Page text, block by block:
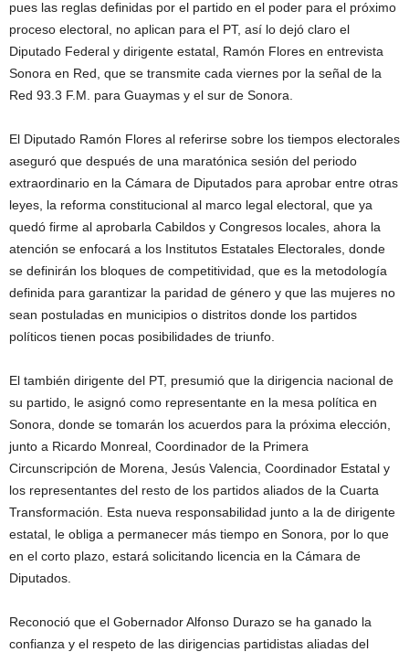
pues las reglas definidas por el partido en el poder para el próximo
proceso electoral, no aplican para el PT, así lo dejó claro el
Diputado Federal y dirigente estatal, Ramón Flores en entrevista
Sonora en Red, que se transmite cada viernes por la señal de la
Red 93.3 F.M. para Guaymas y el sur de Sonora.
El Diputado Ramón Flores al referirse sobre los tiempos electorales
aseguró que después de una maratónica sesión del periodo
extraordinario en la Cámara de Diputados para aprobar entre otras
leyes, la reforma constitucional al marco legal electoral, que ya
quedó firme al aprobarla Cabildos y Congresos locales, ahora la
atención se enfocará a los Institutos Estatales Electorales, donde
se definirán los bloques de competitividad, que es la metodología
definida para garantizar la paridad de género y que las mujeres no
sean postuladas en municipios o distritos donde los partidos
políticos tienen pocas posibilidades de triunfo.
El también dirigente del PT, presumió que la dirigencia nacional de
su partido, le asignó como representante en la mesa política en
Sonora, donde se tomarán los acuerdos para la próxima elección,
junto a Ricardo Monreal, Coordinador de la Primera
Circunscripción de Morena, Jesús Valencia, Coordinador Estatal y
los representantes del resto de los partidos aliados de la Cuarta
Transformación. Esta nueva responsabilidad junto a la de dirigente
estatal, le obliga a permanecer más tiempo en Sonora, por lo que
en el corto plazo, estará solicitando licencia en la Cámara de
Diputados.
Reconoció que el Gobernador Alfonso Durazo se ha ganado la
confianza y el respeto de las dirigencias partidistas aliadas del